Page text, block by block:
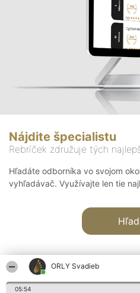
ORLY Svadieb
05:54
Nájdite špecialistu
Rebríček združuje tých
Hľadáte odborníka vo svojom
vyhľadávač. Využívajte len tie